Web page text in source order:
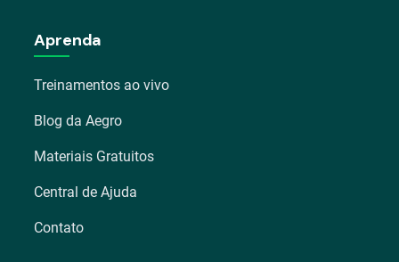
Aprenda
Treinamentos ao vivo
Blog da Aegro
Materiais Gratuitos
Central de Ajuda
Contato